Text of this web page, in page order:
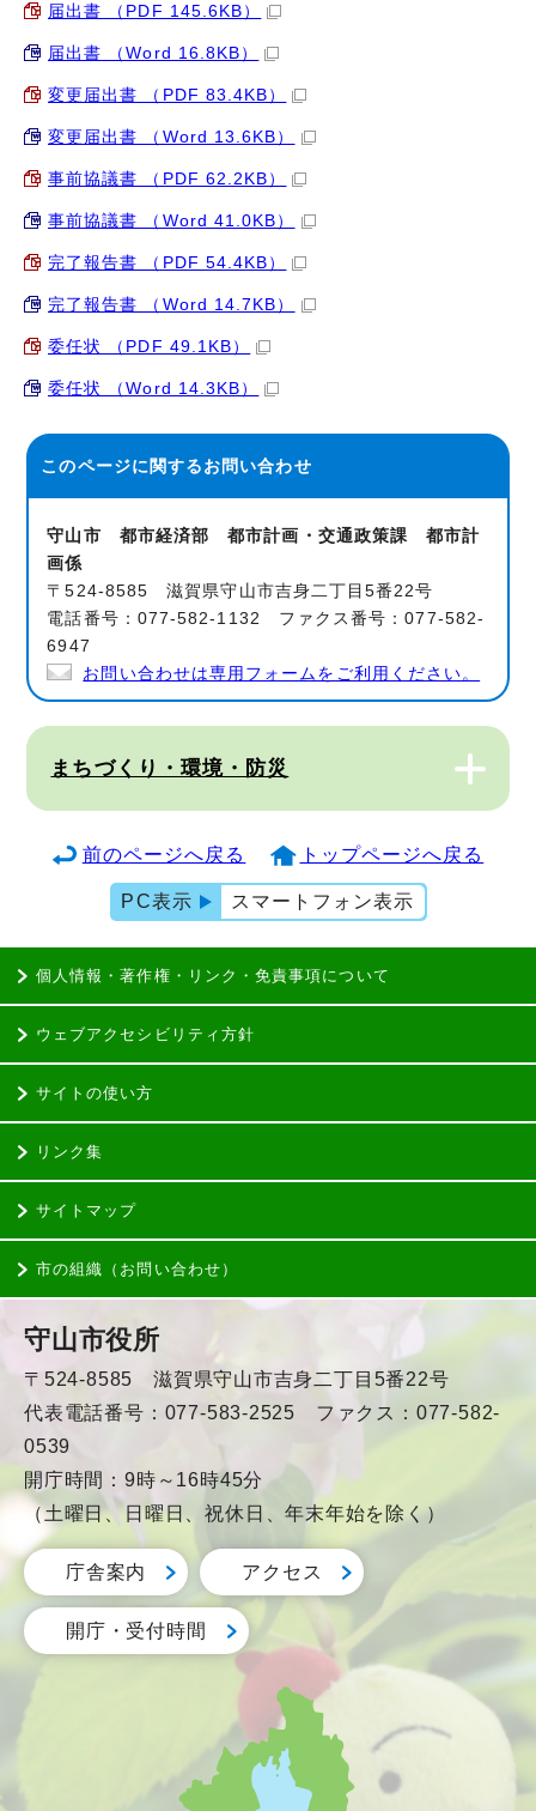
届出書 （PDF 145.6KB）
届出書 （Word 16.8KB）
変更届出書 （PDF 83.4KB）
変更届出書 （Word 13.6KB）
事前協議書 （PDF 62.2KB）
事前協議書 （Word 41.0KB）
完了報告書 （PDF 54.4KB）
完了報告書 （Word 14.7KB）
委任状 （PDF 49.1KB）
委任状 （Word 14.3KB）
このページに関するお問い合わせ
守山市 都市経済部 都市計画・交通政策課 都市計
画係
〒524-8585 滋賀県守山市吉身二丁目5番22号
電話番号：077-582-1132 ファクス番号：077-582-
6947
お問い合わせは専用フォームをご利用ください。
まちづくり・環境・防災
前のページへ戻る トップページへ戻る
PC表示 スマートフォン表示
個人情報・著作権・リンク・免責事項について
ウェブアクセシビリティ方針
サイトの使い方
リンク集
サイトマップ
市の組織（お問い合わせ）
守山市役所
〒524-8585 滋賀県守山市吉身二丁目5番22号
代表電話番号：077-583-2525 ファクス：077-582-
0539
開庁時間：9時～16時45分
（土曜日、日曜日、祝休日、年末年始を除く）
庁舎案内 アクセス
開庁・受付時間